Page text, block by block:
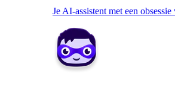
Je AI-assistent met een